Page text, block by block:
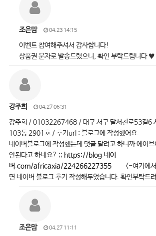
조은맘 04.23 14:15
이벤트 참여해주셔서 감사합니다!
상품권 문자로 발송드렸으니, 확인 부탁드립니다 ♥
강주희 04.27 06:31
강주희 / 01032267468 / 대구 서구 달서천로53길6
103동 2901호 / 후기url : 블로그에 작성했어요.
네이버블로그에 작성했는데 댓글 달려고 하니까 에이
안된다고 하네요? ;; https://blog.네이
버.com/africaxia/224266227355<-여기에서
면 네이버 블로그 후기 작성해두었습니다. 확인부탁드
조은맘 04.27 11:11